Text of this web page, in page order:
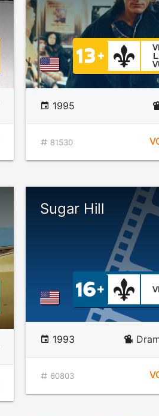
1995
81530
Sugar Hill
1993
60803